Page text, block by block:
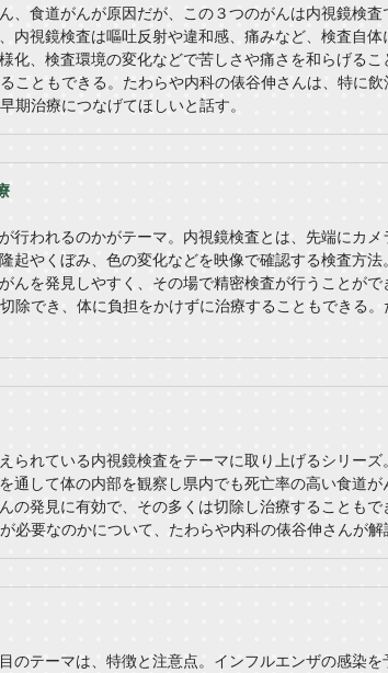
、食道がんが原因だが、この３つのがんは内視鏡検査
内視鏡検査は嘔吐反射や違和感、痛みなど、検査自
化、検査環境の変化などで苦しさや痛さを和らげるこ
こともできる。たわらや内科の俵谷伸さんは、特に
期治療につなげてほしいと話す。
行われるのかがテーマ。内視鏡検査とは、先端にカ
起やくぼみ、色の変化などを映像で確認する検査方
んを発見しやすく、その場で精密検査が行うことがで
除でき、体に負担をかけずに治療することもできる
られている内視鏡検査をテーマに取り上げるシリーズ
通して体の内部を観察し県内でも死亡率の高い食道が
の発見に有効で、その多くは切除し治療することもで
要なのかについて、たわらや内科の俵谷伸さんが解
のテーマは、特徴と注意点。インフルエンザの感染を